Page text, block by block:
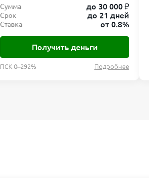
Сумма до 30 000 ₽
Срок до 21 дней
Ставка от 0.8%
Получить деньги
ПСК 0–292% Подробнее